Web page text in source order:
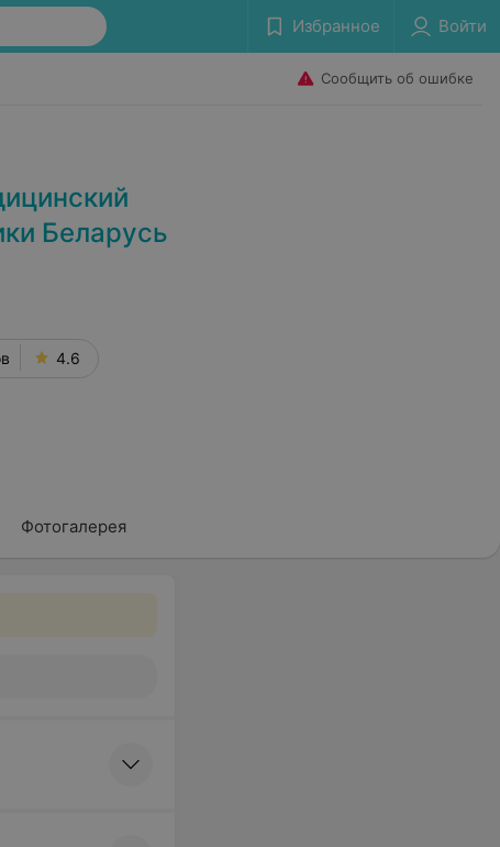
Избранное Войти
Сообщить об ошибке
Беларусь
Фотогалерея
4.6